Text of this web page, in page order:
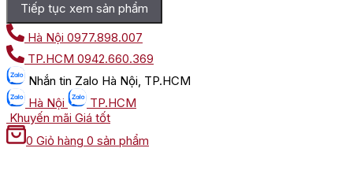
Tiếp tục xem sản phẩm
Hà Nội 0977.898.007
TP.HCM 0942.660.369
Nhắn tin Zalo Hà Nội, TP.HCM
Hà Nội
TP.HCM
Khuyến mãi Giá tốt
0 Giỏ hàng 0 sản phẩm